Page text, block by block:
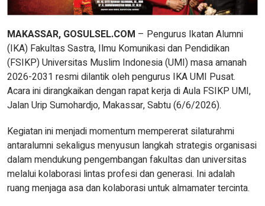
MAKASSAR, GOSULSEL.COM – Pengurus Ikatan Alumni
(IKA) Fakultas Sastra, Ilmu Komunikasi dan Pendidikan
(FSIKP) Universitas Muslim Indonesia (UMI) masa amanah
2026-2031 resmi dilantik oleh pengurus IKA UMI Pusat.
Acara ini dirangkaikan dengan rapat kerja di Aula FSIKP UMI,
Jalan Urip Sumohardjo, Makassar, Sabtu (6/6/2026).
Kegiatan ini menjadi momentum mempererat silaturahmi
antaralumni sekaligus menyusun langkah strategis organisasi
dalam mendukung pengembangan fakultas dan universitas
melalui kolaborasi lintas profesi dan generasi. Ini adalah
ruang menjaga asa dan kolaborasi untuk almamater tercinta.